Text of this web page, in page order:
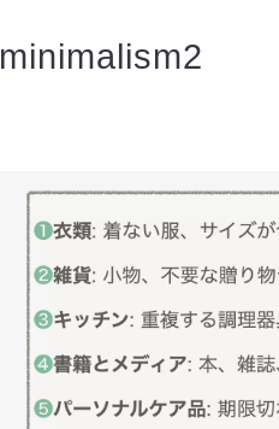
minimalism2